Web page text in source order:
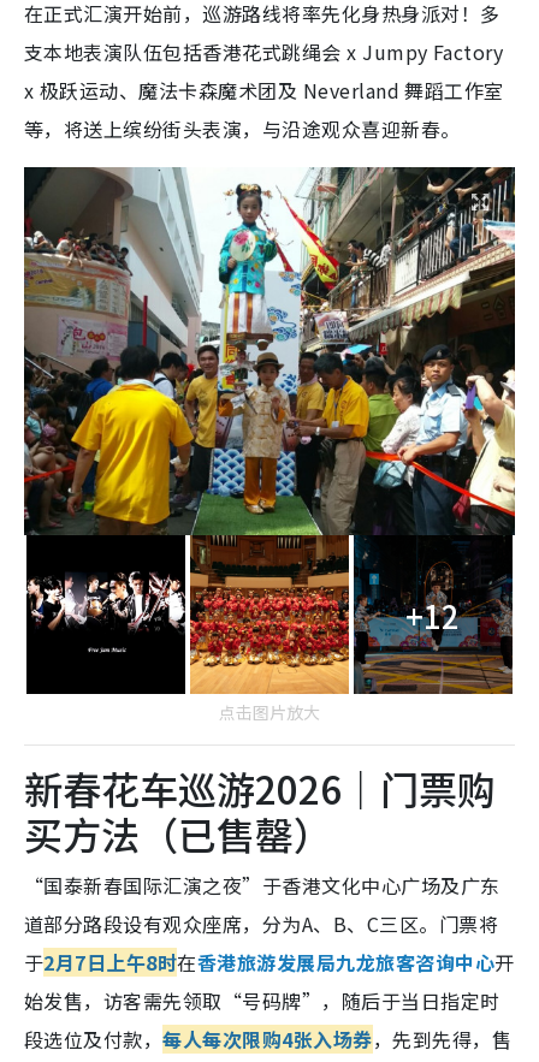
在正式汇演开始前，巡游路线将率先化身热身派对！多
支本地表演队伍包括香港花式跳绳会 x Jumpy Factory
x 极跃运动、魔法卡森魔术团及 Neverland 舞蹈工作室
等，将送上缤纷街头表演，与沿途观众喜迎新春。
+12
点击图片放大
新春花车巡游2026｜门票购
买方法（已售罄）
“国泰新春国际汇演之夜”于香港文化中心广场及广东
道部分路段设有观众座席， 分为A、B、C三区。门票将
于2月7日上午8时在香港旅游发展局九龙旅客咨询中心开
始发售，访客需先领取“号码牌”，随后于当日指定时
段选位及付款，每人每次限购4张入场券，先到先得，售